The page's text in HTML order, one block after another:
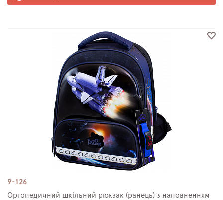
9-126
Ортопедичний шкільний рюкзак (ранець) з наповненням